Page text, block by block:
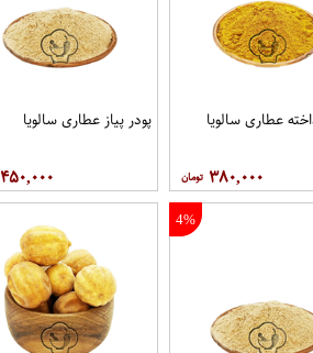
عطاری سالویا
۳۸۰,۰۰۰
پودر پیاز عطاری سالویا
۴۵۰,۰۰۰
4%